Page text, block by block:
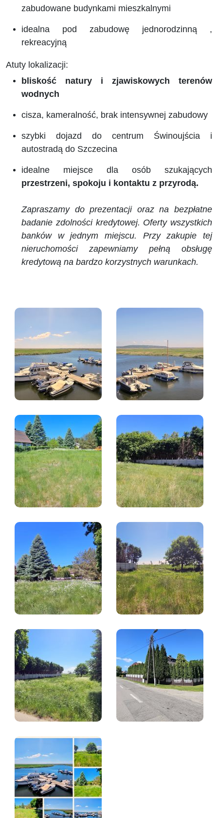
zabudowane budynkami mieszkalnymi
idealna pod zabudowę jednorodzinną ,
rekreacyjną
Atuty lokalizacji:
bliskość natury i zjawiskowych terenów
wodnych
cisza, kameralność, brak intensywnej zabudowy
szybki dojazd do centrum Świnoujścia i
autostradą do Szczecina
idealne miejsce dla osób szukających
przestrzeni, spokoju i kontaktu z przyrodą.
Zapraszamy do prezentacji oraz na bezpłatne
badanie zdolności kredytowej. Oferty wszystkich
banków w jednym miejscu. Przy zakupie tej
nieruchomości zapewniamy pełną obsługę
kredytową na bardzo korzystnych warunkach.